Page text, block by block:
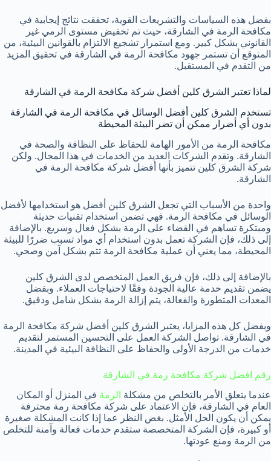
بفضل هذه السياسات والتشريعات القوية، تحققت نتائج إيجابية في
مكافحة الرمة في الشارقة، حيث تم تخفيض مستوى الرمي غير
القانوني بشكل كبير. ومع استمرار تشجيع الالتزام بالقوانين البيئية، من
المتوقع أن تستمر جهود مكافحة الرمة في الشارقة في تحقيق المزيد
من التقدم في المستقبل.
لماذا تعتبر الشرق كلين أفضل شركة مكافحة الرمة في الشارقة
تستخدم الشرق كلين أفضل الوسائل في مكافحة الرمة في الشارقة
بدون أي أضرار ممكن أن تضر البيئة المحيطة
مكافحة الرمة من الأمور الهامة للحفاظ على النظافة والصحة في
الشارقة. وتقدم الشركات العديد من الخدمات في هذا المجال. ولكن
شركة الشرق كلين تتميز بأنها أفضل شركة مكافحة الرمة في
الشارقة.
واحدة من الأسباب التي تجعل الشرق كلين أفضل هو استخدامها لأفضل
الوسائل في مكافحة الرمة. فهي تضمن استخدام تقنيات حديثة
ومبتكرة تساهم في القضاء على الرمة بشكل فعال وسريع. بالإضافة
إلى ذلك، فإن الشركة تعمل بدون استخدام أي مواد تسبب ضررًا للبيئة
المحيطة، مما يعني أن عملية مكافحة الرمة تتم بشكل آمن وصحي.
بالإضافة إلى ذلك، فإن فريق العمل المتخصص لدى الشرق كلين
يضمن تقديم خدمة عالية الجودة وفقًا لاحتياجات العملاء. وبفضل
المعدات المتطورة والفعالة، يتم إزالة الرمة بشكل شامل ودقيق.
وبفضل كل هذه المزايا، يعتبر الشرق كلين أفضل شركة مكافحة الرمة
في الشارقة. تواصل الشركة العمل على التحسين المستمر لتقديم
خدمات من الدرجة الأولى والحفاظ على النظافة البيئية في المدينة.
رقم افضل شركة مكافحة رمة في الشارقة
عندما يتعلق الأمر بالتخلص من مشكلة الرمة في المنزل أو المكان
العام في الشارقة، فإن الاعتماد على شركة مكافحة رمة محترفة
يمكن أن يكون الحل الأمثل. بغض النظر عما إذا كانت المشكلة صغيرة
أو كبيرة، فإن الشركة المتخصصة ستقدم خدمات فعالة وآمنة للتخلص
من الرمة ومنع عودتها.